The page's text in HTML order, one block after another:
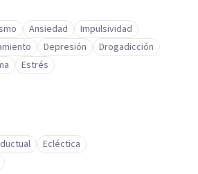
Ansiedad
Impulsividad
Depresión
Drogadicción
Estrés
Ecléctica